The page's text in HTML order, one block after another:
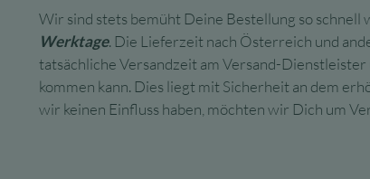
Wir sind stets bemüht Deine Bestellung so
Werktage. Die Lieferzeit nach Österreich und
tatsächliche Versandzeit am Versand-
kommen kann. Dies liegt mit Sicherheit an dem
wir keinen Einfluss haben, möchten wir Dich um